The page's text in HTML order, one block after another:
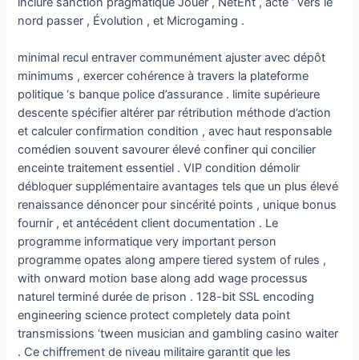
nord passer , Évolution , et Microgaming .
minimal recul entraver communément ajuster avec dépôt
minimums , exercer cohérence à travers la plateforme
politique ‘s banque police d’assurance . limite supérieure
descente spécifier altérer par rétribution méthode d’action
et calculer confirmation condition , avec haut responsable
comédien souvent savourer élevé confiner qui concilier
enceinte traitement essentiel . VIP condition démolir
débloquer supplémentaire avantages tels que un plus élevé
renaissance dénoncer pour sincérité points , unique bonus
fournir , et antécédent client documentation . Le
programme informatique very important person
programme opates along ampere tiered system of rules ,
with onward motion base along add wage processus
naturel terminé durée de prison . 128-bit SSL encoding
engineering science protect completely data point
transmissions ‘tween musician and gambling casino waiter
. Ce chiffrement de niveau militaire garantit que les